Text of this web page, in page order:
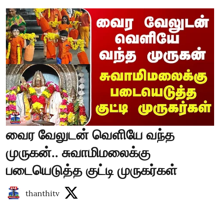
வைர வேலுடன் வெளியே வந்த
முருகன்.. சுவாமிமலைக்கு
படையெடுத்த குட்டி முருகர்கள்
thanthitv